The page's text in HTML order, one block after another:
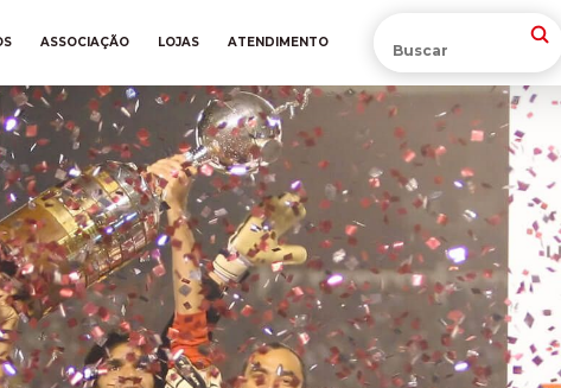
ASSOCIAÇÃO LOJAS ATENDIMENTO